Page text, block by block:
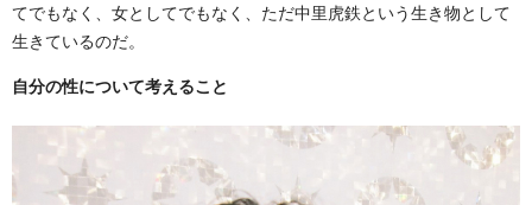
てでもなく、女としてでもなく、ただ中里虎鉄という生き物として
生きているのだ。
自分の性について考えること